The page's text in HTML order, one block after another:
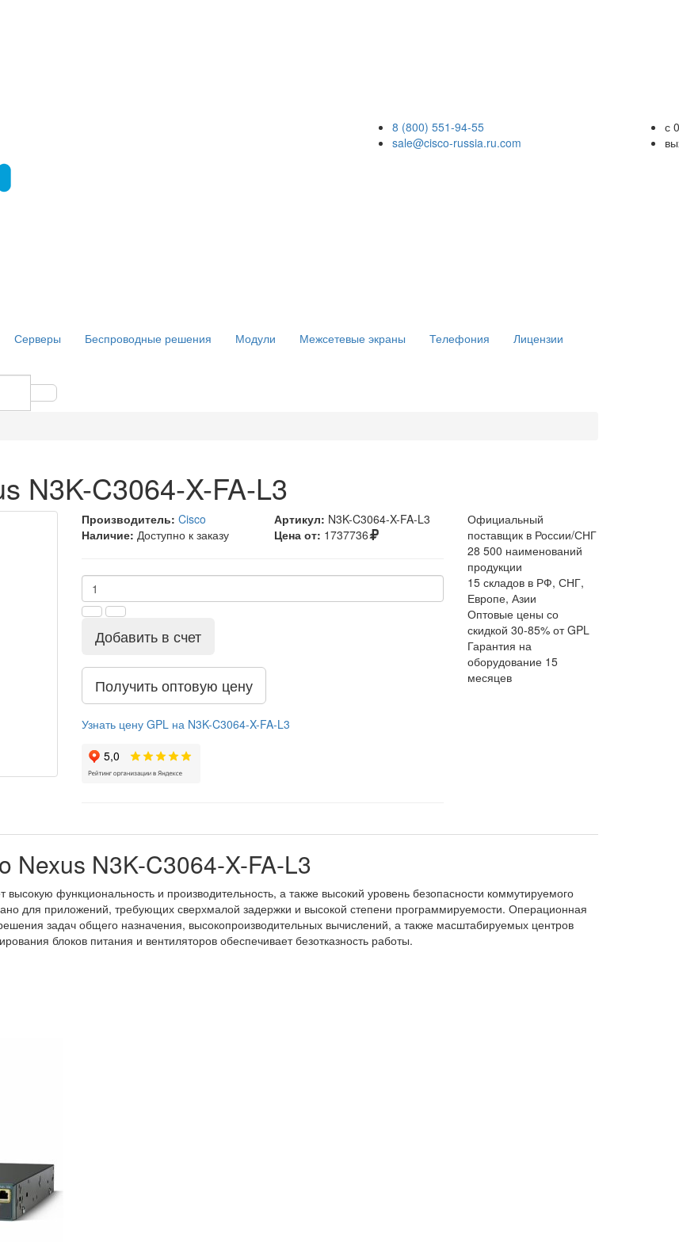
8 (800) 551-94-55
sale@cisco-russia.ru.com
с
Серверы Беспроводные решения Модули Межсетевые экраны Телефония Лицензии
N3K-C3064-X-FA-L3
Производитель: Cisco Артикул: N3K-C3064-X-FA-L3
Наличие: Доступно к заказу Цена от: 1737736
Добавить в счет
Получить оптовую цену
Узнать цену GPL на N3K-C3064-X-FA-L3
Официальный
поставщик в России/СНГ
28 500 наименований
продукции
15 складов в РФ, СНГ,
Европе, Азии
Оптовые цены со
скидкой 30-85% от GPL
Гарантия на
оборудование 15
месяцев
Nexus N3K-C3064-X-FA-L3
высокую функциональность и производительность, а также высокий уровень безопасности коммутируемого
для приложений, требующих сверхмалой задержки и высокой степени программируемости. Операционная
задач общего назначения, высокопроизводительных вычислений, а также масштабируемых центров
блоков питания и вентиляторов обеспечивает безотказность работы.